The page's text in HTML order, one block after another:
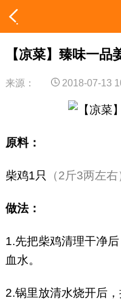
【凉菜】臻味一品
来源： 2018-07-13
原料：
柴鸡1只 （2斤3两左右
做法：
1.先把柴鸡清理干净
血水。
2.锅里放清水烧开后